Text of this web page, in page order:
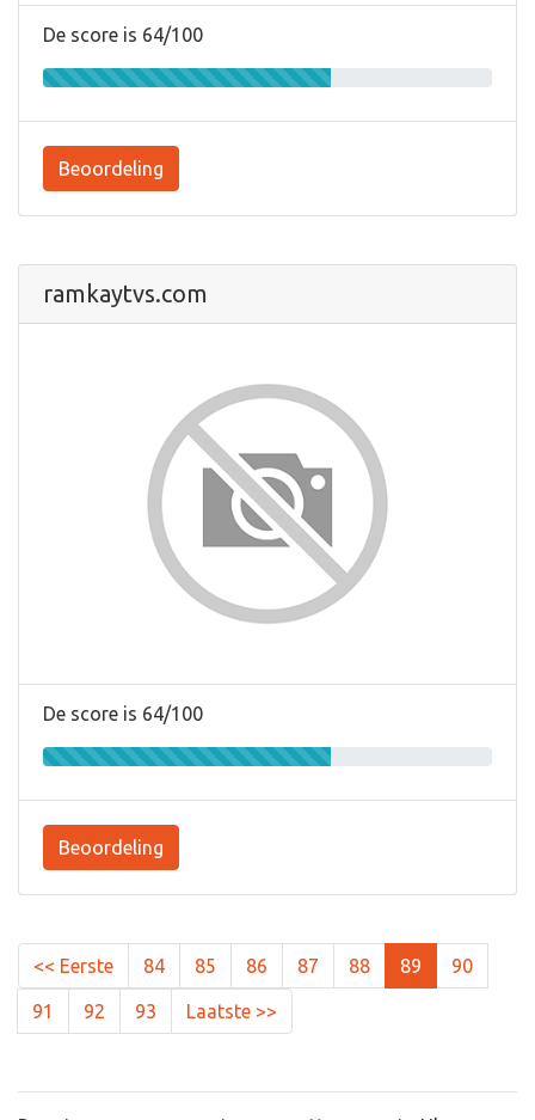
De score is 64/100
Beoordeling
ramkaytvs.com
De score is 64/100
Beoordeling
<< Eerste 84 85 86 87 88 89 90
91 92 93 Laatste >>